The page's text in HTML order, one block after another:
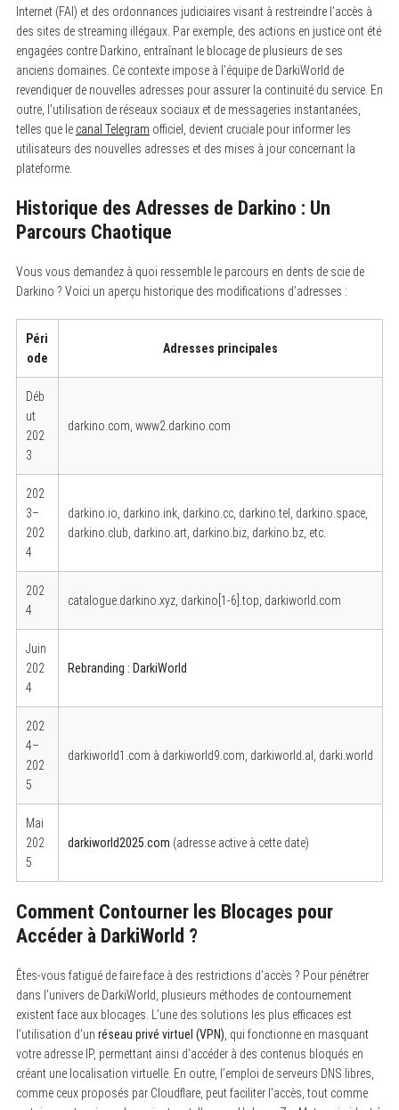
Internet (FAI) et des ordonnances judiciaires visant à restreindre l’accès à
des sites de streaming illégaux. Par exemple, des actions en justice ont été
engagées contre Darkino, entraînant le blocage de plusieurs de ses
anciens domaines. Ce contexte impose à l’équipe de DarkiWorld de
revendiquer de nouvelles adresses pour assurer la continuité du service. En
outre, l’utilisation de réseaux sociaux et de messageries instantanées,
telles que le canal Telegram officiel, devient cruciale pour informer les
utilisateurs des nouvelles adresses et des mises à jour concernant la
plateforme.
Historique des Adresses de Darkino : Un
Parcours Chaotique
Vous vous demandez à quoi ressemble le parcours en dents de scie de
Darkino ? Voici un aperçu historique des modifications d’adresses :
Péri
ode
Adresses principales
Déb
ut
202
3
darkino.com, www2.darkino.com
202
3–
202
4
darkino.io, darkino.ink, darkino.cc, darkino.tel, darkino.space,
darkino.club, darkino.art, darkino.biz, darkino.bz, etc.
202
4
catalogue.darkino.xyz, darkino[1-6].top, darkiworld.com
Juin
202
4
Rebranding : DarkiWorld
202
4–
202
5
darkiworld1.com à darkiworld9.com, darkiworld.al, darki.world
Mai
202
5
darkiworld2025.com (adresse active à cette date)
Comment Contourner les Blocages pour
Accéder à DarkiWorld ?
Êtes-vous fatigué de faire face à des restrictions d’accès ? Pour pénétrer
dans l’univers de DarkiWorld, plusieurs méthodes de contournement
existent face aux blocages. L’une des solutions les plus efficaces est
l’utilisation d’un réseau privé virtuel (VPN) , qui fonctionne en masquant
votre adresse IP, permettant ainsi d’accéder à des contenus bloqués en
créant une localisation virtuelle. En outre, l’emploi de serveurs DNS libres,
comme ceux proposés par Cloudflare, peut faciliter l’accès, tout comme